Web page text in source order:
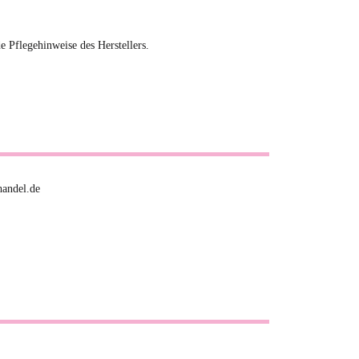
Pflegehinweise des Herstellers.